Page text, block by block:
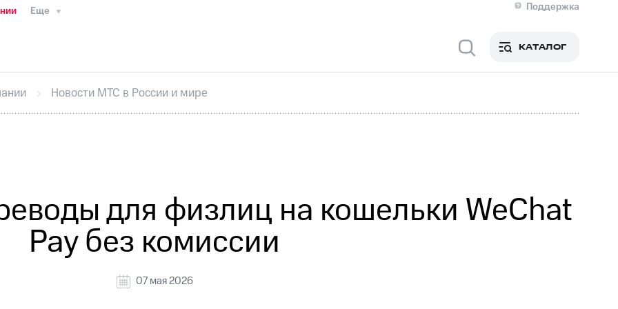
Еще
Поддержка
Медиа-центр
ИнтервьюФинансовая отчетностьКонтактыНовости в регионе
секретарьРаскрытие информации
кабинет акционераАкционерный капиталКонтроль и аудитРынок акций
КАТАЛОГ
Новости МТС в России и мире
для физлиц на кошельки WeChat
Pay без комиссии
07 мая 2026